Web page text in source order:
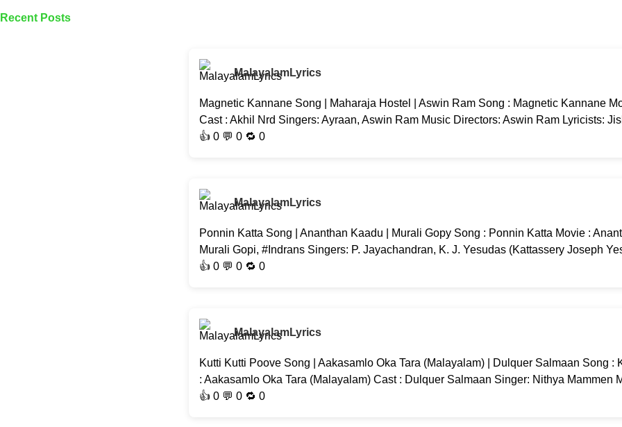
Recent Posts
MalayalamLyrics
Magnetic Kannane Song | Maharaja Hostel | Aswin Ram Song : Magnetic Kannane
Cast : Akhil Nrd Singers: Ayraan, Aswin Ram Music Directors: Aswin Ram Lyricists:
👍 0 💬 0 🔁 0
MalayalamLyrics
Ponnin Katta Song | Ananthan Kaadu | Murali Gopy Song : Ponnin Katta Movie :
Murali Gopi, #Indrans Singers: P. Jayachandran, K. J. Yesudas (Kattassery Joseph
👍 0 💬 0 🔁 0
MalayalamLyrics
Kutti Kutti Poove Song | Aakasamlo Oka Tara (Malayalam) | Dulquer Salmaan Song :
: Aakasamlo Oka Tara (Malayalam) Cast : Dulquer Salmaan Singer: Nithya Mammen
👍 0 💬 0 🔁 0